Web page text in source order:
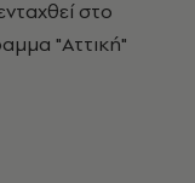
στο
"Αττική"